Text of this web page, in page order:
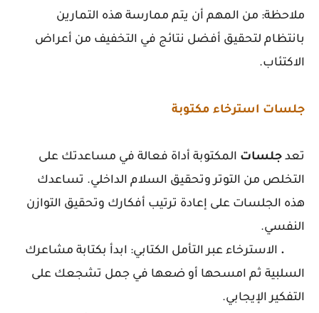
ملاحظة: من المهم أن يتم ممارسة هذه التمارين
بانتظام لتحقيق أفضل نتائج في التخفيف من أعراض
الاكتئاب.
جلسات استرخاء مكتوبة
تعد جلسات المكتوبة أداة فعالة في مساعدتك على
التخلص من التوتر وتحقيق السلام الداخلي. تساعدك
هذه الجلسات على إعادة ترتيب أفكارك وتحقيق التوازن
النفسي.
. الاسترخاء عبر التأمل الكتابي: ابدأ بكتابة مشاعرك
السلبية ثم امسحها أو ضعها في جمل تشجعك على
التفكير الإيجابي.